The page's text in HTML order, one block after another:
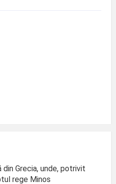
din Grecia, unde, potrivit
rege Minos